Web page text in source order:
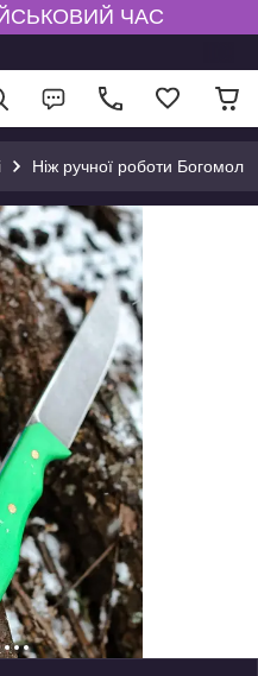
ЧАС
Ніж ручної роботи Богомол